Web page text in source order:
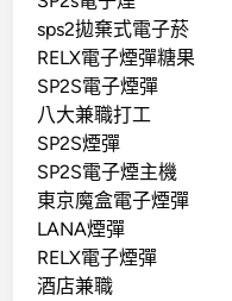
sps2拋棄式電子菸
RELX電子煙彈糖果
SP2S電子煙彈
八大兼職打工
SP2S煙彈
SP2S電子煙主機
東京魔盒電子煙彈
LANA煙彈
RELX電子煙彈
酒店兼職